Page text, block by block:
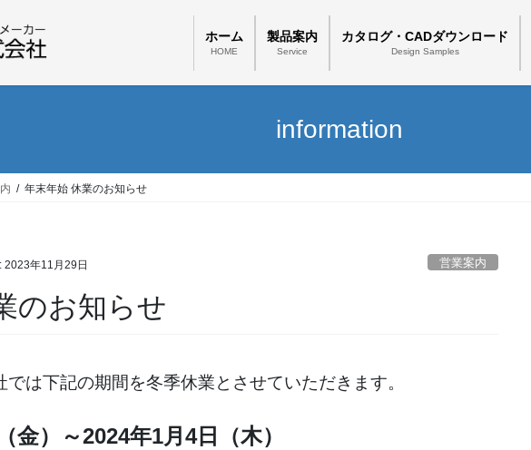
ホーム
HOME
製品案内
Service
カタログ・CADダウンロード
Design Samples
information
年末年始 休業のお知らせ
2023年11月29日 営業案内
のお知らせ
は下記の期間を冬季休業とさせていただきます。
（金）～2024年1月4日（木）